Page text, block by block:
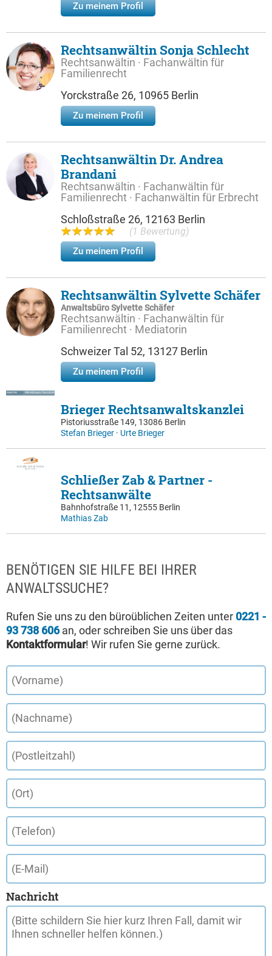
Zu meinem Profil
Rechtsanwältin Sonja Schlecht
Rechtsanwältin · Fachanwältin für
Familienrecht
Yorckstraße 26, 10965 Berlin
Zu meinem Profil
Rechtsanwältin Dr. Andrea
Brandani
Rechtsanwältin · Fachanwältin für
Familienrecht · Fachanwältin für Erbrecht
Schloßstraße 26, 12163 Berlin
(1 Bewertung)
Zu meinem Profil
Rechtsanwältin Sylvette Schäfer
Anwaltsbüro Sylvette Schäfer
Rechtsanwältin · Fachanwältin für
Familienrecht · Mediatorin
Schweizer Tal 52, 13127 Berlin
Zu meinem Profil
Brieger Rechtsanwaltskanzlei
Pistoriusstraße 149, 13086 Berlin
Stefan Brieger · Urte Brieger
Schließer Zab & Partner -
Rechtsanwälte
Bahnhofstraße 11, 12555 Berlin
Mathias Zab
BENÖTIGEN SIE HILFE BEI IHRER
ANWALTSSUCHE?
Rufen Sie uns zu den büroüblichen Zeiten unter 0221 -
93 738 606an, oder schreiben Sie uns über das
Kontaktformular! Wir rufen Sie gerne zurück.
Nachricht